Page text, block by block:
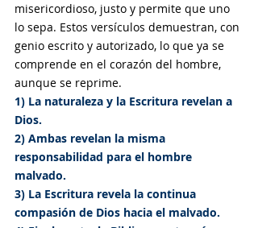
misericordioso, justo y permite que uno
lo sepa. Estos versículos demuestran, con
genio escrito y autorizado, lo que ya se
comprende en el corazón del hombre,
aunque se reprime.
1) La naturaleza y la Escritura revelan a
Dios.
2) Ambas revelan la misma
responsabilidad para el hombre
malvado.
3) La Escritura revela la continua
compasión de Dios hacia el malvado.